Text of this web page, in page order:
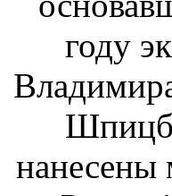
году
нанесены